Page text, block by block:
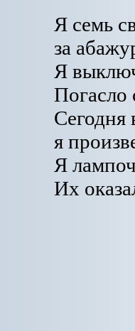
Я семь
за
Я
Погасло
Сегодня
я
Я
Их